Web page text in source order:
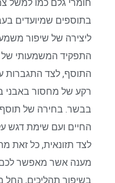
חומרי גלם כמו למשל
בתוספים שמיועדים
ליצירה של שיפור
התפקיד המשמעותי של
התוסף, לצד התגברות על
רקע של מחסור באבני
בבשר. בחירה של תוסף
החיים ועם שימת דגש
לצד תזונאית, כל זאת
מענה אשר מאפשר לכם
בשיפור תהליכים, החל